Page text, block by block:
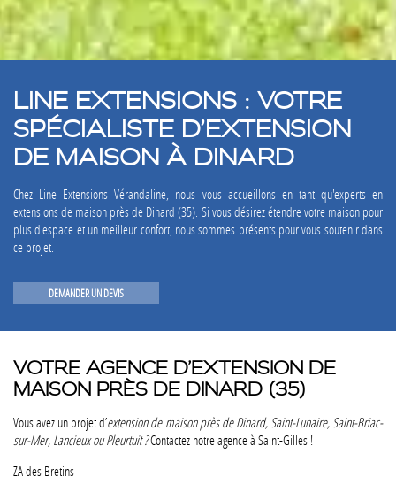
LINE EXTENSIONS : VOTRE
SPÉCIALISTE D’EXTENSION
DE MAISON À DINARD
Chez Line Extensions Vérandaline, nous vous accueillons en tant qu'experts en
extensions de maison près de Dinard (35). Si vous désirez étendre votre maison pour
plus d'espace et un meilleur confort, nous sommes présents pour vous soutenir dans
ce projet.
DEMANDER UN DEVIS
VOTRE AGENCE D’EXTENSION DE
MAISON PRÈS DE DINARD (35)
Vous avez un projet d’extension de maison près de Dinard, Saint-Lunaire, Saint-Briac-
sur-Mer, Lancieux ou Pleurtuit ?Contactez notre agence à Saint-Gilles !
ZA des Bretins